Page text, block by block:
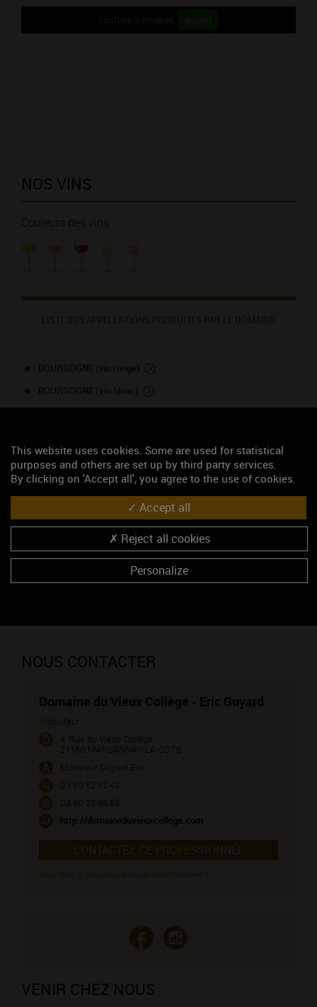
YouTube is disabled. Accept
NOS VINS
Couleurs des vins
LISTE DES APPELLATIONS PRODUITES PAR LE DOMAINE
FIXIN 1ER CRU - Hervelets (vin rouge)
FIXIN (vin rouge)
GEVREY-CHAMBERTIN (vin rouge)
GEVREY-CHAMBERTIN 1ER CRU - Champeaux (vin rouge)
MARSANNAY (vin rouge)
NOUS CONTACTER
Domaine du Vieux Collège - Eric Guyard
Viticulteur
4, Rue du Vieux Collège
21160 MARSANNAY-LA-COTE
Monsieur Guyard Eric
03 80 52 12 43
03 80 52 95 85
http://domaineduvieuxcollege.com
CONTACTEZ CE PROFESSIONNEL
VENIR CHEZ NOUS
This website uses cookies. Some are used for statistical
purposes and others are set up by third party services.
By clicking on 'Accept all', you agree to the use of cookies.
Accept all
Reject all cookies
Personalize